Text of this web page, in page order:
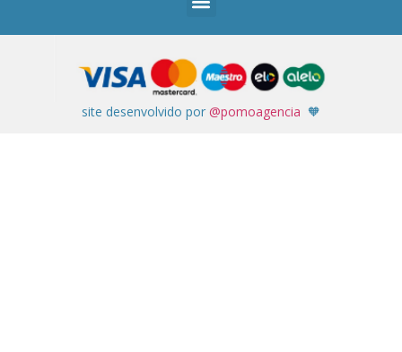
site desenvolvido por @pomoagencia 🧡